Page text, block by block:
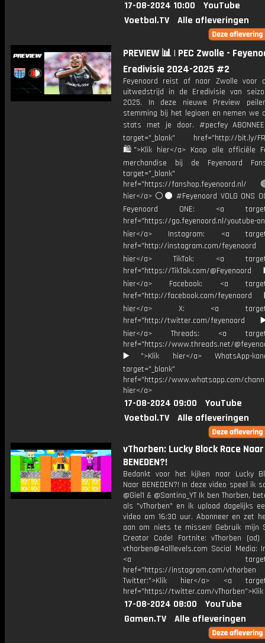
17-08-2024 10:00
YouTube
Voetbal.TV
Alle afleveringen
PREVIEW 📊 | PEC Zwolle -
Eredivisie 2024-2025 #2
Feyenoord reist af naar Zwolle voor
uitwedstrijd in de Eredivisie van
2025. In deze nieuwe Preview
stemming bij het legioen en nemen we
stats met je door. #pecfey
target="_blank" href="http://bit.ly/
🛍">Klik hier</a> Koop alle officiële
merchandise bij de Feyenoord
target="_blank"
href="https://
hier</a> ⚪️⚫ #Feyenoord VOLG ONS
Feyenoord ONE: <a
href="https://go.feyenoord.nl/youtube-
hier</a> Instagram: <a
href="http://instagram.com/
hier</a> TikTok: <a
href="https://TikTok.com/
hier</a> Facebook: <a
href="http://facebook.com/
hier</a> X: <a
href="http://twitter.com/
hier</a> Threads: <a
href="https://www.threads.net/
▶️">Klik hier</a> WhatsApp-
target="_blank"
href="https://www.whatsapp.com/
hier</a>
17-08-2024 09:00
YouTube
Voetbal.TV
Alle afleveringen
vThorben: Lucky Block Race Naar
BENEDEN?!
Bedankt voor het kijken naar Lucky
Naar BENEDEN?! In deze video speel ik
@Giel1 & @Santino_YT Ik ben Thorben,
als "vThorben" en ik upload dagelijks
video om 16:30 uur. Abonneer en zet
aan om niets te missen! Gebruik mijn
Creator Code! Fortnite: vThorben (ad)
vthorben@4alllevels.com Social Media:
<a
href="https://instagram.com/vthorben
Twitter:">Klik hier</a> <a
href="https://twitter.com/
17-08-2024 08:00
YouTube
Gamen.TV
Alle afleveringen